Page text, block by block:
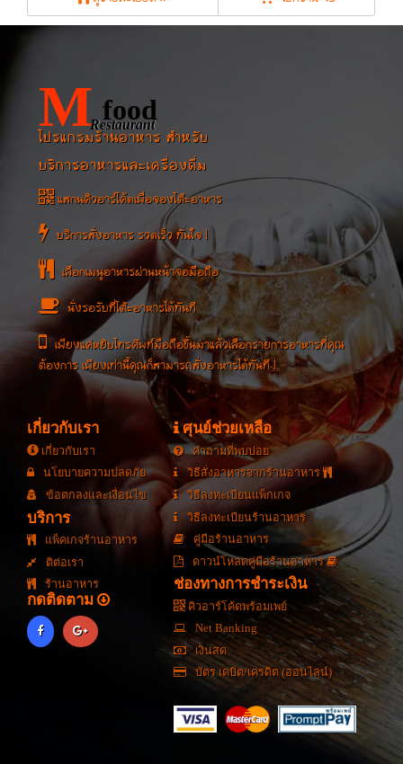
M food
Restaurant
โปรแกรมร้านอาหาร สำหรับ
บริการอาหารและเครื่องดื่ม
แสกนคิวอาร์โค้ดเพื่อจองโต๊ะอาหาร
บริการสั่งอาหาร รวดเร็ว ทันใจ !
เลือกเมนูอาหารผ่านหน้าจอมือถือ
นั่งรอรับที่โต๊ะอาหารได้ทันที
เพียงแค่หยิบโทรศัพท์มือถือขึ้นมาแล้วเลือกรายการอาหารที่คุณ
ต้องการ เพียงเท่านี้คุณก็สามารถสั่งอาหารได้ทันที !
เกี่ยวกับเรา
เกี่ยวกับเรา
นโยบายความปลดภัย
ข้อตกลงและเงื่อนไข
บริการ
แพ็คเกจร้านอาหาร
ติต่อเรา
ร้านอาหาร
กดติดตาม
ศุนย์ช่วยเหลือ
คำถามที่พบบ่อย
วิธีสั่งอาหารจากร้านอาหาร
วิธีลงทะเบียนแพ็กเกจ
วิธีลงทะเบียนร้านอาหาร
คู่มือร้านอาหาร
ดาวน์โหลดคู่มือร้านอาหาร
ช่องทางการชำระเงิน
คิวอาร์โค้ดพร้อมเพย์
Net Banking
เงินสด
บัตร เดบิต/เครดิต (ออนไลน์)